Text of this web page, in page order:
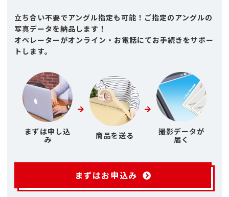
立ち合い不要でアングル指定も可能！ご指定のアングルの
写真データを納品します！
オペレーターがオンライン・お電話にてお手続きをサポー
トします。
まずは申し込
み
商品を送る
撮影データが
届く
まずはお申込み